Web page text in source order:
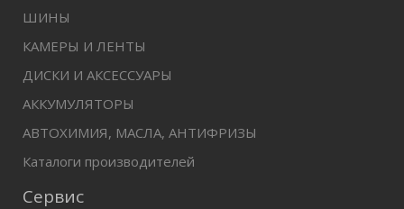
ШИНЫ
КАМЕРЫ И ЛЕНТЫ
ДИСКИ И АКСЕССУАРЫ
АККУМУЛЯТОРЫ
АВТОХИМИЯ, МАСЛА, АНТИФРИЗЫ
Каталоги производителей
Сервис